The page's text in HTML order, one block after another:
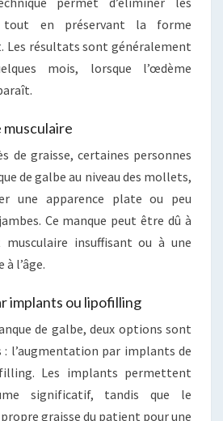
tout en préservant la forme
Les résultats sont généralement
mois, lorsque l’œdème
musculaire
de graisse, certaines personnes
de galbe au niveau des mollets,
une apparence plate ou peu
Ce manque peut être dû à
musculaire insuffisant ou à une
l’âge.
implants ou lipofilling
de galbe, deux options sont
: l’augmentation par implants de
Les implants permettent
significatif, tandis que le
graisse du patient pour une